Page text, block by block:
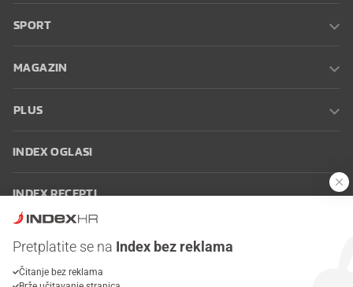
SPORT
MAGAZIN
PLUS
INDEX OGLASI
INDEX RECEPTI
Oglašavanje Zaposli se na Indexu
Pretplatite se na Index bez reklama
Čitanje bez reklama